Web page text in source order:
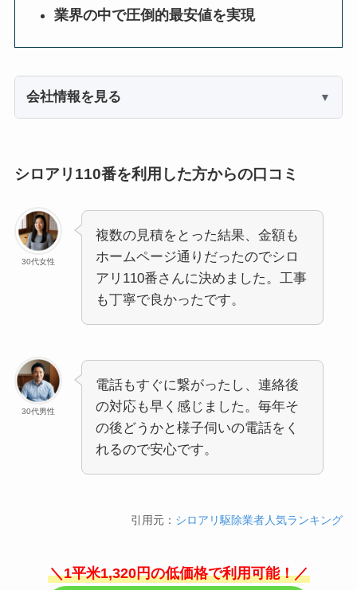
業界の中で圧倒的最安値を実現
会社情報を見る
シロアリ110番を利用した方からの口コミ
30代女性
複数の見積をとった結果、金額も
ホームページ通りだったのでシロ
アリ110番さんに決めました。工事
も丁寧で良かったです。
30代男性
電話もすぐに繋がったし、連絡後
の対応も早く感じました。毎年そ
の後どうかと様子伺いの電話をく
れるので安心です。
引用元： シロアリ駆除業者人気ランキング
＼1平米1,320円の低価格で利用可能！／